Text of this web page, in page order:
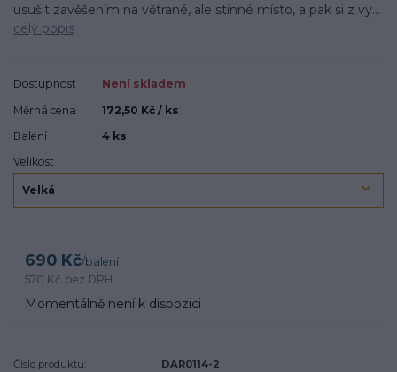
usušit zavěšením na větrané, ale stinné místo, a pak si z vy...
celý popis
Dostupnost
Není skladem
Měrná cena
172,50 Kč / ks
Balení
4 ks
Velikost
690 Kč/balení
570 Kč bez DPH
Momentálně není k dispozici
Číslo produktu:
DAR0114-2